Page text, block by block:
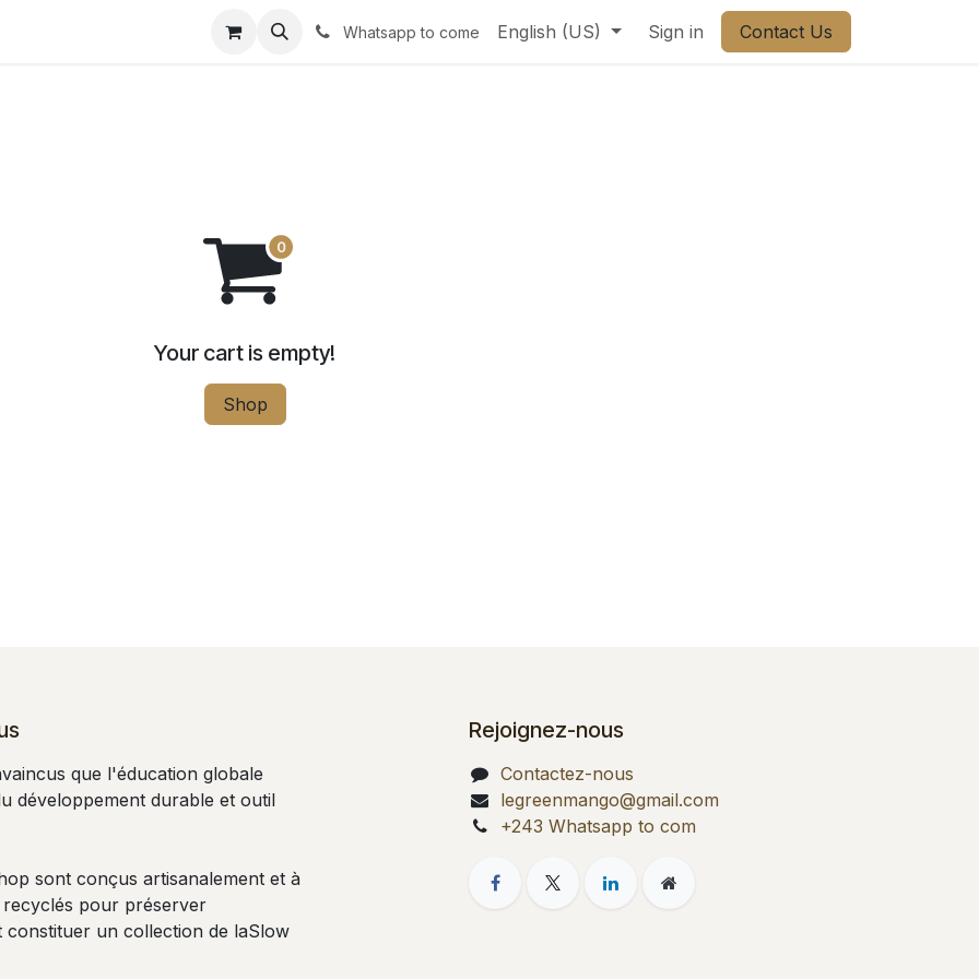
Services Success stories Contact us
Whatsapp to come English (US) Sign in Contact Us
Your cart is empty!
Shop
que l'éducation globale
développement durable et outil
sont conçus artisanalement et à
recyclés pour préserver
constituer un collection de laSlow
Rejoignez-nous
Contactez-nous
legreenmango@gmail.com
+243 Whatsapp to com